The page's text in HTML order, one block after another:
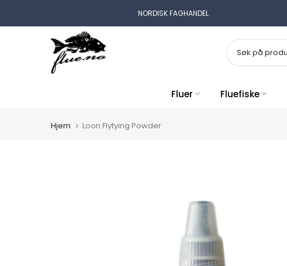
til
NORDISK FAGHANDEL
Fluer Fluefiske
Hjem Loon Flytying Powder